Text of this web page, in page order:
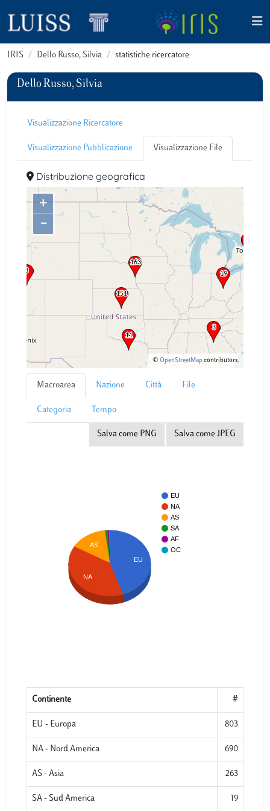
IRIS Dello Russo, Silvia statistiche ricercatore
Dello Russo, Silvia
Visualizzazione Ricercatore
Visualizzazione Pubblicazione Visualizzazione File
Distribuzione geografica
+
–
© OpenStreetMapcontributors.
Macroarea Nazione Città File
Categoria Tempo
Salva come PNG Salva come JPEG
EU
NA
AS
SA
AF
OC
EU
AS
NA
Continente #
EU - Europa 803
NA - Nord America 690
AS - Asia 263
SA - Sud America 19